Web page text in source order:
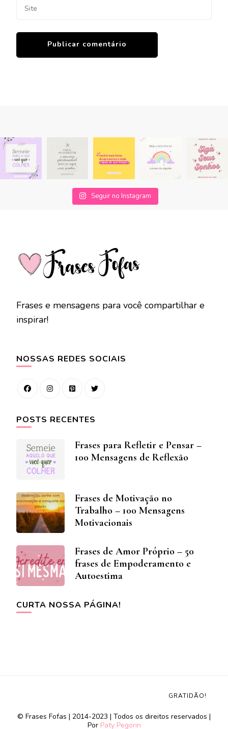
Seguir no Instagram
Frases e mensagens para você compartilhar e
inspirar!
NOSSAS REDES SOCIAIS
POSTS RECENTES
Frases para Refletir e Pensar –
100 Mensagens de Reflexão
Frases de Motivação no
Trabalho – 100 Mensagens
Motivacionais
Frases de Amor Próprio – 50
frases de Empoderamento e
Autoestima
CURTA NOSSA PÁGINA!
© Frases Fofas | 2014-2023 | Todos os direitos reservados |
Por Paty Pegorin
GRATIDÃO!